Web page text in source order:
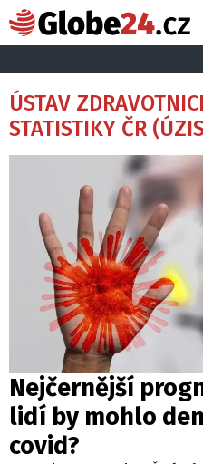
ÚSTAV
STATISTIKY ČR
Nejčernější
lidí by mohlo
covid?